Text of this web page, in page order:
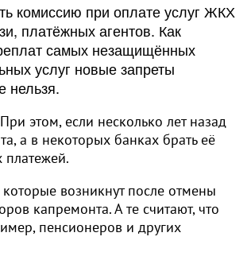
комиссию при оплате услуг ЖКХ
платёжных агентов. Как
самых незащищённых
услуг новые запреты
нельзя.
этом, если несколько лет назад
а в некоторых банках брать её
возникнут после отмены
капремонта. А те считают, что
пенсионеров и других